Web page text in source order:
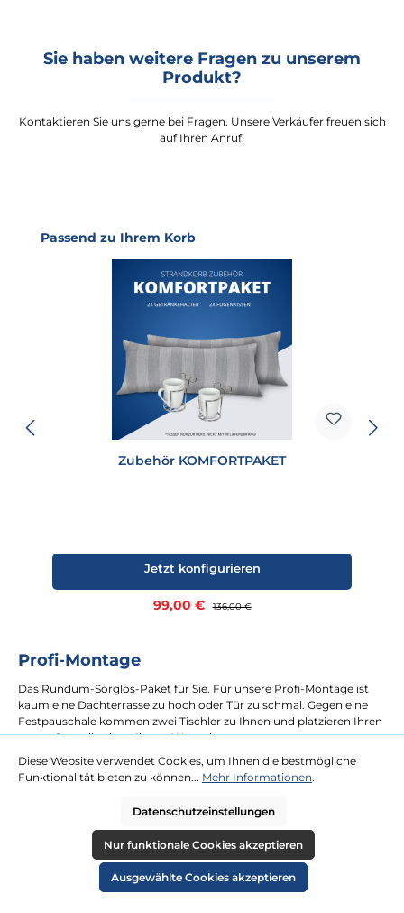
Sie haben weitere Fragen zu unserem
Produkt?
Kontaktieren Sie uns gerne bei Fragen. Unsere Verkäufer freuen sich
auf Ihren Anruf.
Produktgalerie überspringen
Passend zu Ihrem Korb
Zubehör KOMFORTPAKET
Verkaufspreis:
99,00 € Regulärer Preis:
136,00 €
Jetzt konfigurieren
Profi-Montage
Das Rundum-Sorglos-Paket für Sie. Für unsere Profi-Montage ist
kaum eine Dachterrasse zu hoch oder Tür zu schmal. Gegen eine
Festpauschale kommen zwei Tischler zu Ihnen und platzieren Ihren
neuen Strandkorb an Ihrem Wunschort.
mehr erfahren
Diese Website verwendet Cookies, um Ihnen die bestmögliche
Funktionalität bieten zu können... Mehr Informationen.
Datenschutzeinstellungen
Nur funktionale Cookies akzeptieren
Ausgewählte Cookies akzeptieren